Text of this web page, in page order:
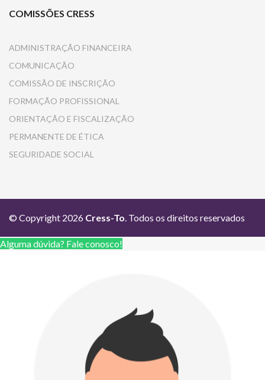
COMISSÕES CRESS
ADMINISTRAÇÃO FINANCEIRA
COMUNICAÇÃO
COMISSÃO DE INSCRIÇÃO
FORMAÇÃO PROFISSIONAL
ORIENTAÇÃO E FISCALIZAÇÃO
PERMANENTE DE ÉTICA
SEGURIDADE SOCIAL
© Copyright 2026 Cress-To. Todos os direitos reservados
Alguma dúvida? Fale conosco!